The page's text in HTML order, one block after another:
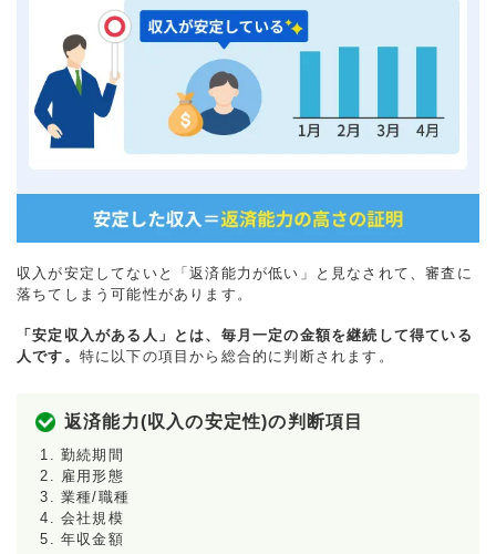
収入が安定してないと「返済能力が低い」と見なされて、審査に
落ちてしまう可能性があります。
「安定収入がある人」とは、毎月一定の金額を継続して得ている
人です。 特に以下の項目から総合的に判断されます。
返済能力(収入の安定性)の判断項目
勤続期間
雇用形態
業種/職種
会社規模
年収金額